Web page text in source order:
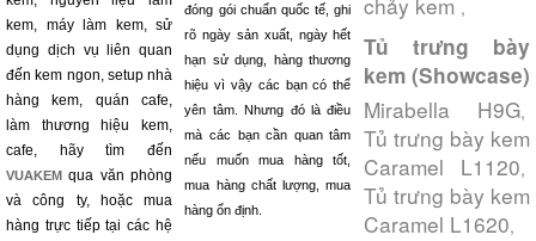
kem, máy làm kem, sử
dụng dịch vụ liên quan
đến kem ngon, setup nhà
hàng kem, quán cafe,
làm thương hiệu kem,
cafe, hãy tìm đến
VUAKEM qua văn phòng
và công ty, hoặc mua
hàng trực tiếp tại các hệ
đóng gói chuẩn quốc tế, ghi
rõ ngày sản xuất, ngày hết
hạn sử dụng, hàng thương
hiệu vì vậy các bạn có thể
yên tâm. Nhưng đó là điều
mà các bạn cần quan tâm
nếu muốn mua hàng tốt,
mua hàng chất lượng, mua
hàng ổn định.
,
Tủ trưng bày
kem (Showcase)
Mirabella H9G,
Tủ trưng bày kem
Caramel L1120,
Tủ trưng bày kem
Caramel L1620,